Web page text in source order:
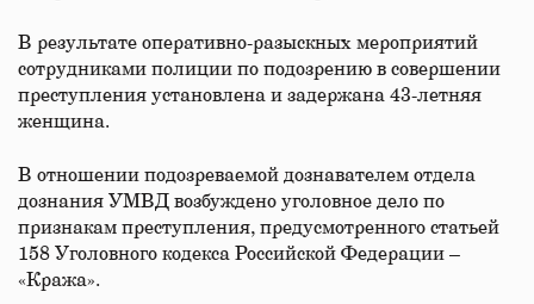
В результате оперативно-разыскных мероприятий
сотрудниками полиции по подозрению в совершении
преступления установлена и задержана 43-летняя
женщина.
В отношении подозреваемой дознавателем отдела
дознания УМВД возбуждено уголовное дело по
признакам преступления, предусмотренного статьей
158 Уголовного кодекса Российской Федерации –
«Кража».